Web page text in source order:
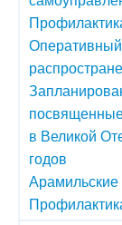
в Великой
годов